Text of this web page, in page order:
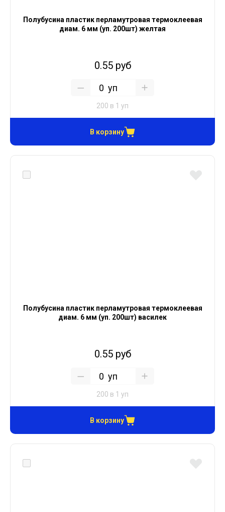
Полубусина пластик перламутровая термоклеевая
диам. 6 мм (уп. 200шт) желтая
0.55 руб
уп
200 в 1 уп
В корзину
Полубусина пластик перламутровая термоклеевая
диам. 6 мм (уп. 200шт) василек
0.55 руб
уп
200 в 1 уп
В корзину